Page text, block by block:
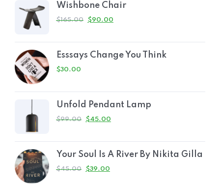
Wishbone Chair
$165.00 $90.00
Esssays Change You Think
$30.00
Unfold Pendant Lamp
$99.00 $45.00
Your Soul Is A River By Nikita Gilla
$45.00 $39.00